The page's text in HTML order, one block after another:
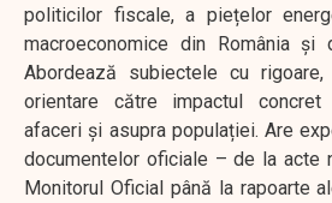
politicilor fiscale, a piețelor
macroeconomice din România și
Abordează subiectele cu
orientare către impactul
afaceri și asupra populației. Are
documentelor oficiale – de la acte
Monitorul Oficial până la rapoarte